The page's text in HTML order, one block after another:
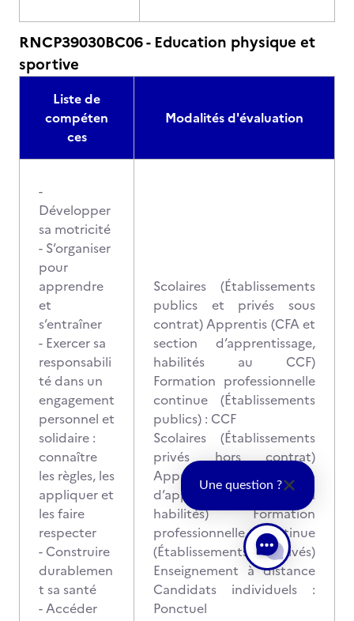
RNCP39030BC06 - Education physique et
sportive
Liste de
compéten
ces
Modalités d'évaluation
-
Développer
sa motricité
- S’organiser
pour
apprendre
et
s’entraîner
- Exercer sa
responsabili
té dans un
engagement
personnel et
solidaire :
connaître
les règles, les
appliquer et
les faire
respecter
- Construire
durablemen
t sa santé
- Accéder
Scolaires (Établissements
publics et privés sous
contrat) Apprentis (CFA et
section d’apprentissage,
habilités au CCF)
Formation professionnelle
continue (Établissements
publics) : CCF
Scolaires (Établissements
privés hors contrat)
Apprentis (CFA et section
d’apprentissage non
habilités) Formation
professionnelle continue
(Établissements privés)
Enseignement à distance
Candidats individuels :
Ponctuel
Une question ?